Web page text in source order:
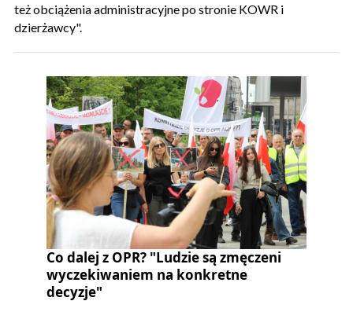
też obciążenia administracyjne po stronie KOWR i
dzierżawcy".
Co dalej z OPR? "Ludzie są zmęczeni
wyczekiwaniem na konkretne
decyzje"